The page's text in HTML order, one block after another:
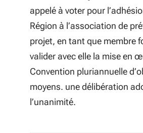
Felletin a pour
maintenir en état le
remarquable de la
une école de la
jeunes dans un
Le projet de Campus
économie,
Promouvoir et
l’innovation, tant au
métiers que des
afin d’en favoriser le
l’ensemble des
répondre aux enjeux
transitions
appelé à voter pour
Région à l’association de
projet, en tant que membre
valider avec elle la mise en
Convention pluriannuelle
moyens. une délibération
l’unanimité.